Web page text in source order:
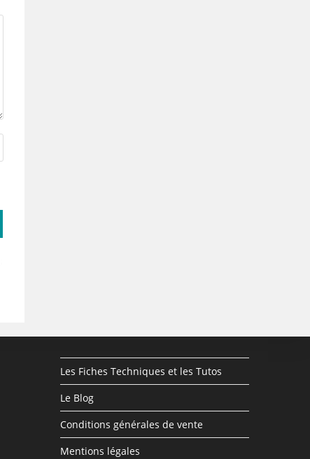
Les Fiches Techniques et les Tutos
Le Blog
Conditions générales de vente
Mentions légales